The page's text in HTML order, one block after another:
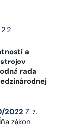
a
rada
2022 Z. z.
zákon